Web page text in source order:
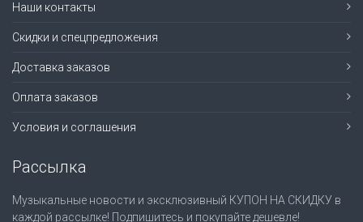
Наши контакты
Скидки и спецпредложения
Доставка заказов
Оплата заказов
Условия и соглашения
Рассылка
Музыкальные новости и эксклюзивный КУПОН НА СКИДКУ в
каждой рассылке! Подпишитесь и покупайте дешевле!